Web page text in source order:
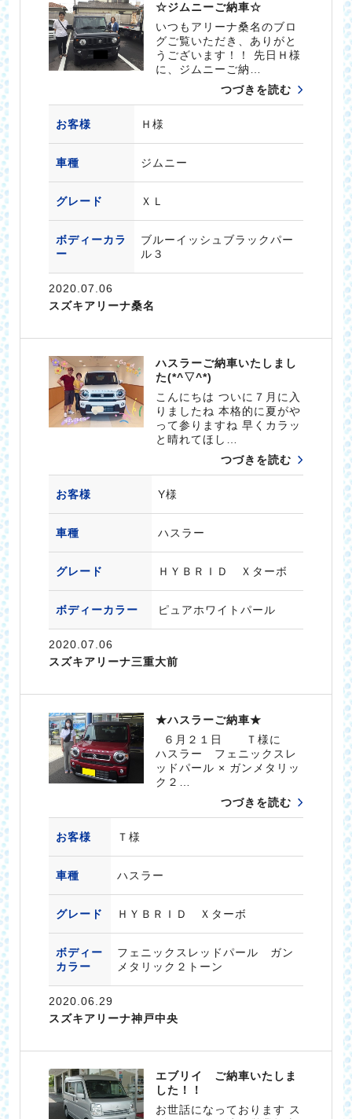
☆ジムニーご納車☆
いつもアリーナ桑名のブロ
グご覧いただき、ありがと
うございます！！ 先日Ｈ様
に、ジムニーご納…
つづきを読む
お客様 Ｈ様
車種 ジムニー
グレード ＸＬ
ボディーカラ
ー
ブルーイッシュブラックパー
ル３
2020.07.06
スズキアリーナ桑名
ハスラーご納車いたしまし
た(*^▽^*)
こんにちは ついに７月に入
りましたね 本格的に夏がや
って参りますね 早くカラッ
と晴れてほし…
つづきを読む
お客様 Y様
車種 ハスラー
グレード ＨＹＢＲＩＤ Ｘターボ
ボディーカラー ピュアホワイトパール
2020.07.06
スズキアリーナ三重大前
★ハスラーご納車★
６月２１日 Ｔ様に
ハスラー フェニックスレ
ッドパール × ガンメタリッ
ク２…
つづきを読む
お客様 Ｔ様
車種 ハスラー
グレード ＨＹＢＲＩＤ Ｘターボ
ボディー
カラー
フェニックスレッドパール ガン
メタリック２トーン
2020.06.29
スズキアリーナ神戸中央
エブリイ ご納車いたしま
した！！
お世話になっております ス